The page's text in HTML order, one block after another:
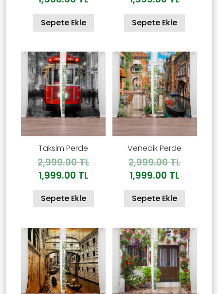
2,500.00 TL.
andaki
Sepete Ekle
andaki
Sepete Ekle
Taksim Perde
2,999.00TLOrijinal
2,999.00 TL.
1,999.00 TLŞu
andaki
Sepete Ekle
Venedik Perde
2,999.00TLOrijinal
1,999.00 TL
andaki
Sepete Ekle